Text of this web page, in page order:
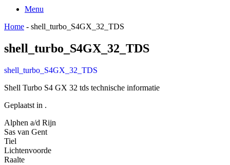
Menu
Home - shell_turbo_S4GX_32_TDS
shell_turbo_S4GX_32_TDS
shell_turbo_S4GX_32_TDS
Shell Turbo S4 GX 32 tds technische informatie
Geplaatst in .
Alphen a/d Rijn
Sas van Gent
Tiel
Lichtenvoorde
Raalte